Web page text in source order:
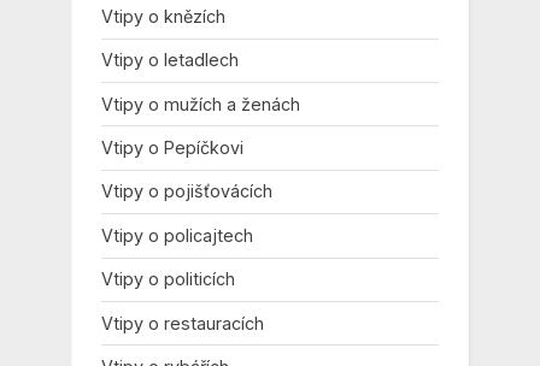
Vtipy o knězích
Vtipy o letadlech
Vtipy o mužích a ženách
Vtipy o Pepíčkovi
Vtipy o pojišťovácích
Vtipy o policajtech
Vtipy o politicích
Vtipy o restauracích